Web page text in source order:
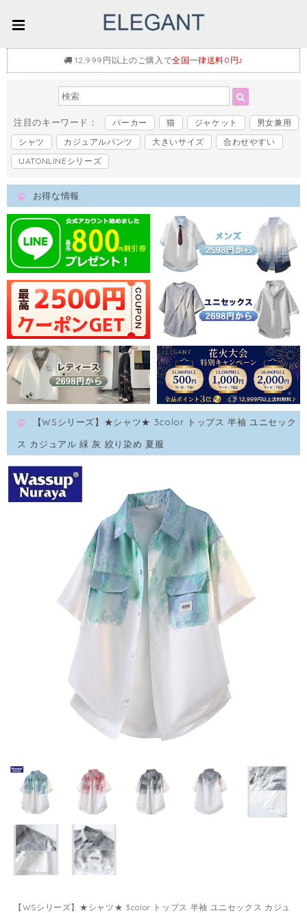
12,999円以上のご購入で全国一律送料0円♪
注目のキーワード： パーカー 猫 ジャケット
男女兼用
シャツ
カジュアルパンツ 大きいサイズ
合わせやすい
UATONLINEシリーズ
お得な情報
【WSシリーズ】★シャツ★ 3color トップス 半袖 ユニセック
ス カジュアル 緑 灰 絞り染め 夏服
【WSシリーズ】★シャツ★ 3color トップス 半袖 ユニセックス カジュ